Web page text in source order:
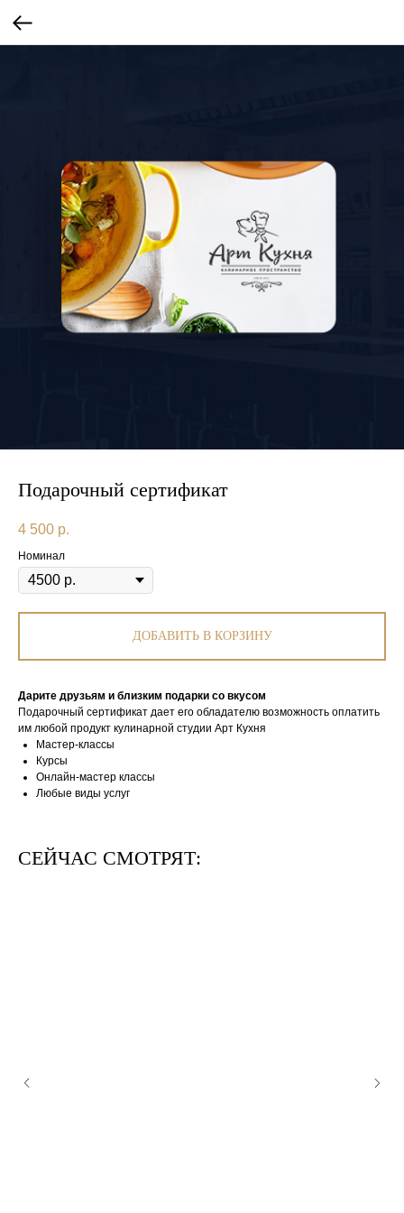
Подарочный сертификат
4 500 р.
Номинал
ДОБАВИТЬ В КОРЗИНУ
Дарите друзьям и близким подарки со вкусом
Подарочный сертификат дает его обладателю возможность оплатить
им любой продукт кулинарной студии Арт Кухня
Мастер-классы
Курсы
Онлайн-мастер классы
Любые виды услуг
СЕЙЧАС СМОТРЯТ: